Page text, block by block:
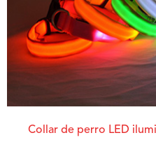
Collar de perro LED